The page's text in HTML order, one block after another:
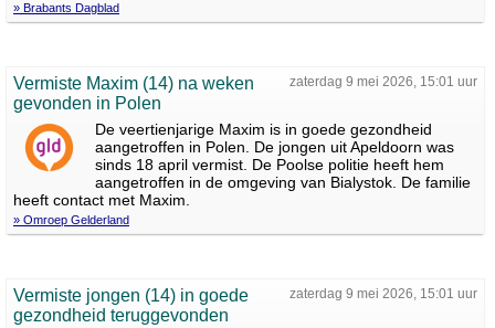
» Brabants Dagblad
zaterdag 9 mei 2026, 15:01 uur
Vermiste Maxim (14) na weken
gevonden in Polen
De veertienjarige Maxim is in goede gezondheid
aangetroffen in Polen. De jongen uit Apeldoorn was
sinds 18 april vermist. De Poolse politie heeft hem
aangetroffen in de omgeving van Bialystok. De familie
heeft contact met Maxim.
» Omroep Gelderland
zaterdag 9 mei 2026, 15:01 uur
Vermiste jongen (14) in goede
gezondheid teruggevonden